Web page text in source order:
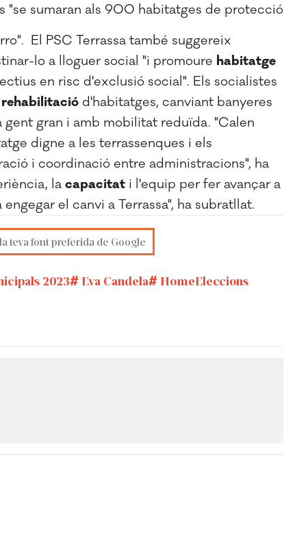
"se sumaran als 900 habitatges de protecció
El PSC Terrassa també suggereix
lo a lloguer social "i promoure habitatge
en risc d'exclusió social". Els socialistes
rehabilitació d'habitatges, canviant banyeres
gran i amb mobilitat reduïda. "Calen
digne a les terrassenques i els
i coordinació entre administracions", ha
la capacitat i l'equip per fer avançar a
el canvi a Terrassa", ha subratllat.
teva font preferida de Google
2023 Eva Candela
HomeEleccions